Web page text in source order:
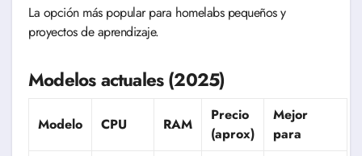
La opción más popular para homelabs pequeños y
proyectos de aprendizaje.
Modelos actuales (2025)
Modelo CPU RAM
Precio
(aprox)
Mejor
para